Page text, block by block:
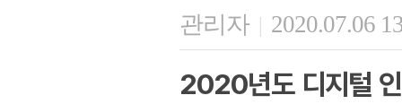
관리자 | 2020.07.06
2020년도 디지털